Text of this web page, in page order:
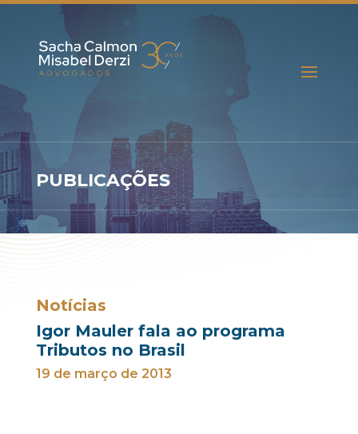
PUBLICAÇÕES
Notícias
Igor Mauler fala ao programa
Tributos no Brasil
19 de março de 2013